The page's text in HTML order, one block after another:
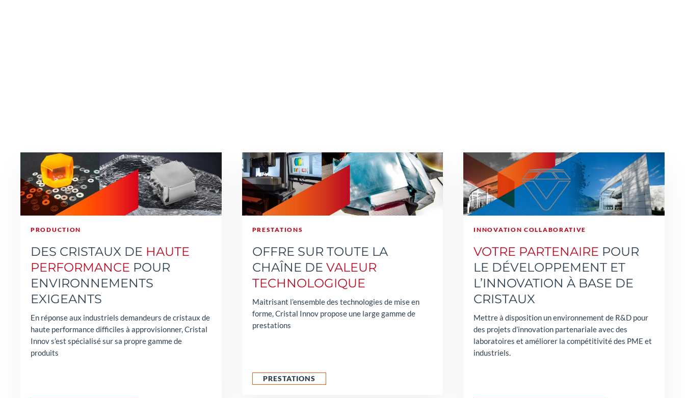
PRODUCTION
DES CRISTAUX DE HAUTE
PERFORMANCE POUR
ENVIRONNEMENTS
EXIGEANTS
En réponse aux industriels demandeurs de cristaux de
haute performance difficiles à approvisionner, Cristal
Innov s’est spécialisé sur sa propre gamme de
produits
PRESTATIONS
OFFRE SUR TOUTE LA
CHAÎNE DE VALEUR
TECHNOLOGIQUE
Maitrisant l’ensemble des technologies de mise en
forme, Cristal Innov propose une large gamme de
prestations
PRESTATIONS
INNOVATION COLLABORATIVE
VOTRE PARTENAIRE POUR
LE DÉVELOPPEMENT ET
L’INNOVATION À BASE DE
CRISTAUX
Mettre à disposition un environnement de R&D pour
des projets d’innovation partenariale avec des
laboratoires et améliorer la compétitivité des PME et
industriels.